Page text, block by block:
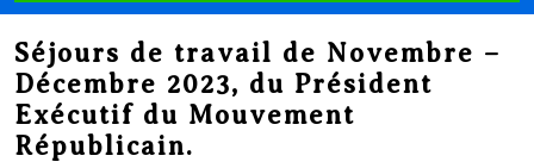
close
menu
Séjours de travail de Novembre –
Décembre 2023, du Président
Exécutif du Mouvement
Républicain.